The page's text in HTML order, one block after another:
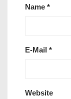
Name *
E-Mail *
Website